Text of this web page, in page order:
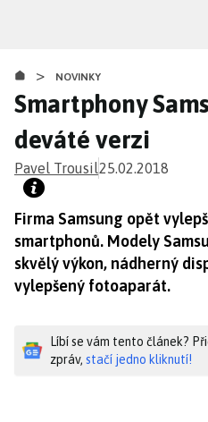
obsahu
> NOVINKY
Smartphony
deváté verzi
Pavel Trousil25.02.2018
Firma Samsung opět
smartphonů. Modely
skvělý výkon, nádherný
vylepšený fotoaparát.
Líbí se vám tento článek?
zpráv, stačí jedno kliknutí!